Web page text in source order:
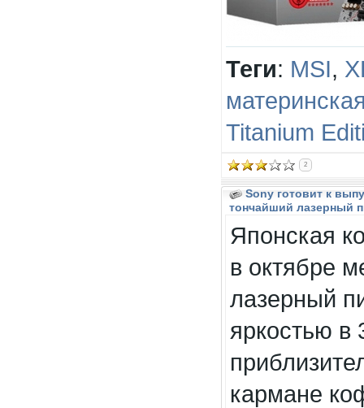
Теги: MSI,
Titanium
2
Sony готовит к
тончайший лазерный
Японская
в октябре
лазерный
яркостью в
кармане